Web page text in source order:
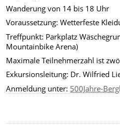
Wanderung von 14 bis 18 Uhr
Voraussetzung: Wetterfeste
Treffpunkt: Parkplatz
Mountainbike Arena)
Maximale Teilnehmerzahl ist
Exkursionsleitung: Dr. Wilfried
Anmeldung unter: 500Jahre-